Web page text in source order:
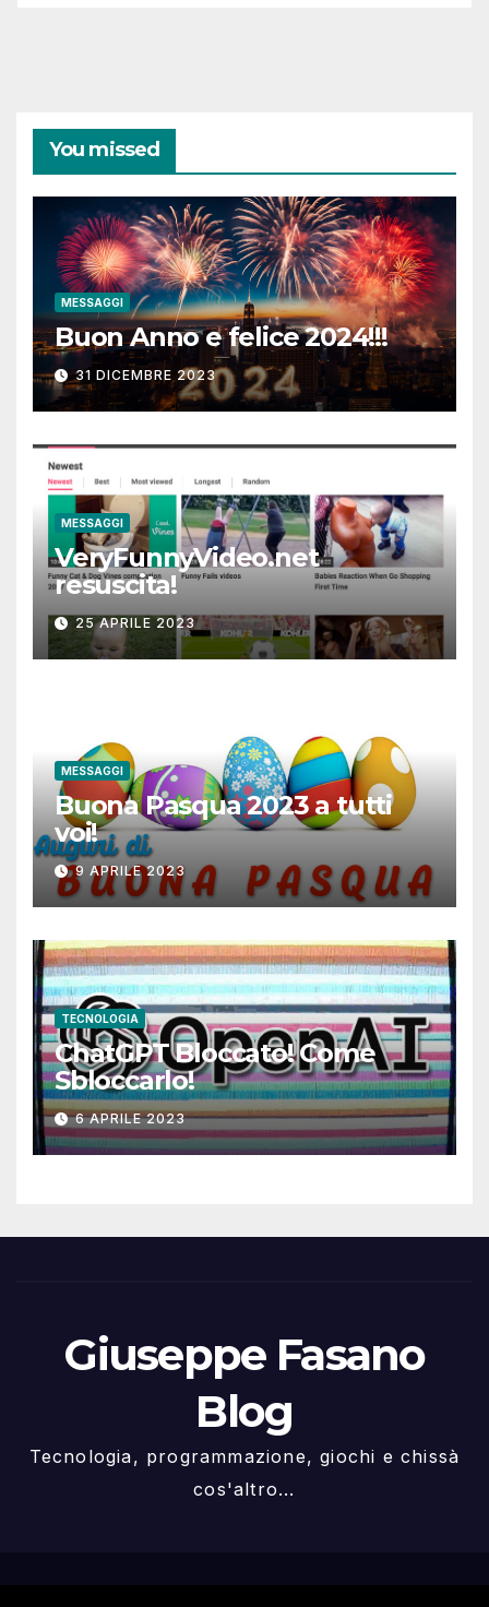
You missed
MESSAGGI
Buon Anno e felice 2024!!!
31 DICEMBRE 2023
MESSAGGI
VeryFunnyVideo.net
resuscita!
25 APRILE 2023
MESSAGGI
Buona Pasqua 2023 a tutti
voi!
9 APRILE 2023
TECNOLOGIA
ChatGPT Bloccato! Come
Sbloccarlo!
6 APRILE 2023
Giuseppe Fasano
Blog
Tecnologia, programmazione, giochi e chissà
cos'altro...